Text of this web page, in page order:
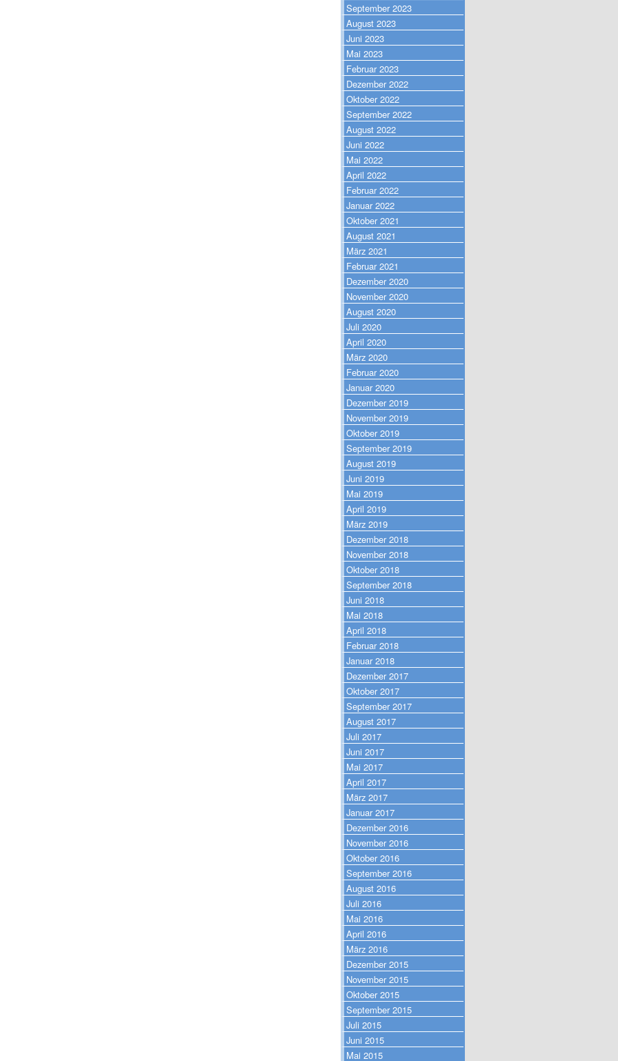
September 2023
August 2023
Juni 2023
Mai 2023
Februar 2023
Dezember 2022
Oktober 2022
September 2022
August 2022
Juni 2022
Mai 2022
April 2022
Februar 2022
Januar 2022
Oktober 2021
August 2021
März 2021
Februar 2021
Dezember 2020
November 2020
August 2020
Juli 2020
April 2020
März 2020
Februar 2020
Januar 2020
Dezember 2019
November 2019
Oktober 2019
September 2019
August 2019
Juni 2019
Mai 2019
April 2019
März 2019
Dezember 2018
November 2018
Oktober 2018
September 2018
Juni 2018
Mai 2018
April 2018
Februar 2018
Januar 2018
Dezember 2017
Oktober 2017
September 2017
August 2017
Juli 2017
Juni 2017
Mai 2017
April 2017
März 2017
Januar 2017
Dezember 2016
November 2016
Oktober 2016
September 2016
August 2016
Juli 2016
Mai 2016
April 2016
März 2016
Dezember 2015
November 2015
Oktober 2015
September 2015
Juli 2015
Juni 2015
Mai 2015